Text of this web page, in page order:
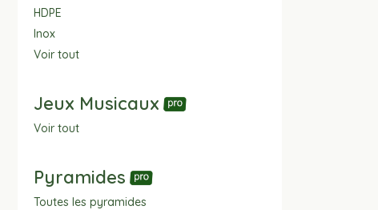
HDPE
Inox
Voir tout
Jeux Musicaux
Voir tout
Pyramides
Toutes les pyramides